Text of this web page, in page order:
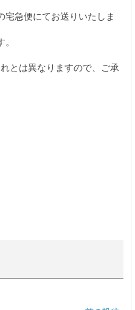
急便にてお送りいたしま
とは異なりますので、ご承